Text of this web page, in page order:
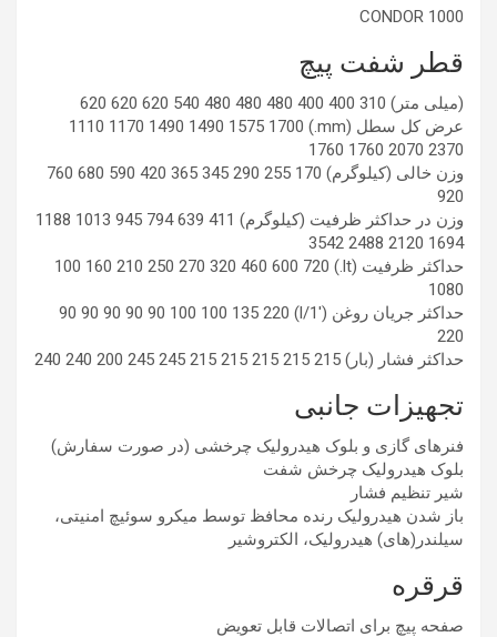
CONDOR 1000
قطر شفت پیچ
(میلی متر) 310 400 400 480 480 480 540 620 620 620
عرض کل سطل (mm.) 1110 1170 1490 1490 1575 1700
1760 1760 2070 2370
وزن خالی (کیلوگرم) 170 255 290 345 365 420 590 680 760
920
وزن در حداکثر ظرفیت (کیلوگرم) 411 639 794 945 1013 1188
1694 2120 2488 3542
حداکثر ظرفیت (lt.) 100 160 210 250 270 320 460 600 720
1080
حداکثر جریان روغن (l/1′) 90 90 90 90 90 100 100 135 220
220
حداکثر فشار (بار) 215 215 215 215 215 245 245 200 240 240
تجهیزات جانبی
فنرهای گازی و بلوک هیدرولیک چرخشی (در صورت سفارش)
بلوک هیدرولیک چرخش شفت
شیر تنظیم فشار
باز شدن هیدرولیک رنده محافظ توسط میکرو سوئیچ امنیتی،
سیلندر(های) هیدرولیک، الکتروشیر
قرقره
صفحه پیچ برای اتصالات قابل تعویض